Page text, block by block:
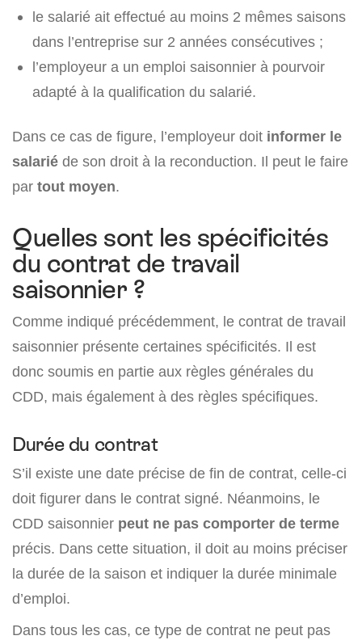
le salarié ait effectué au moins 2 mêmes saisons
dans l’entreprise sur 2 années consécutives ;
l’employeur a un emploi saisonnier à pourvoir
adapté à la qualification du salarié.
Dans ce cas de figure, l’employeur doit informer le
salarié de son droit à la reconduction. Il peut le faire
par tout moyen.
Quelles sont les spécificités
du contrat de travail
saisonnier ?
Comme indiqué précédemment, le contrat de travail
saisonnier présente certaines spécificités. Il est
donc soumis en partie aux règles générales du
CDD, mais également à des règles spécifiques.
Durée du contrat
S’il existe une date précise de fin de contrat, celle-ci
doit figurer dans le contrat signé. Néanmoins, le
CDD saisonnier peut ne pas comporter de terme
précis. Dans cette situation, il doit au moins préciser
la durée de la saison et indiquer la durée minimale
d’emploi.
Dans tous les cas, ce type de contrat ne peut pas